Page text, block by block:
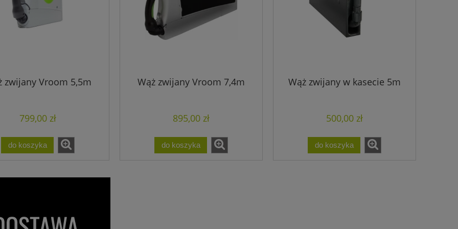
zwijany Vroom 5,5m
799,00 zł
do koszyka
Wąż zwijany Vroom 7,4m
895,00 zł
do koszyka
Wąż zwijany w kasecie 5m
500,00 zł
do koszyka